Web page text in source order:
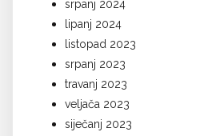
srpanj 2024
lipanj 2024
listopad 2023
srpanj 2023
travanj 2023
veljača 2023
siječanj 2023